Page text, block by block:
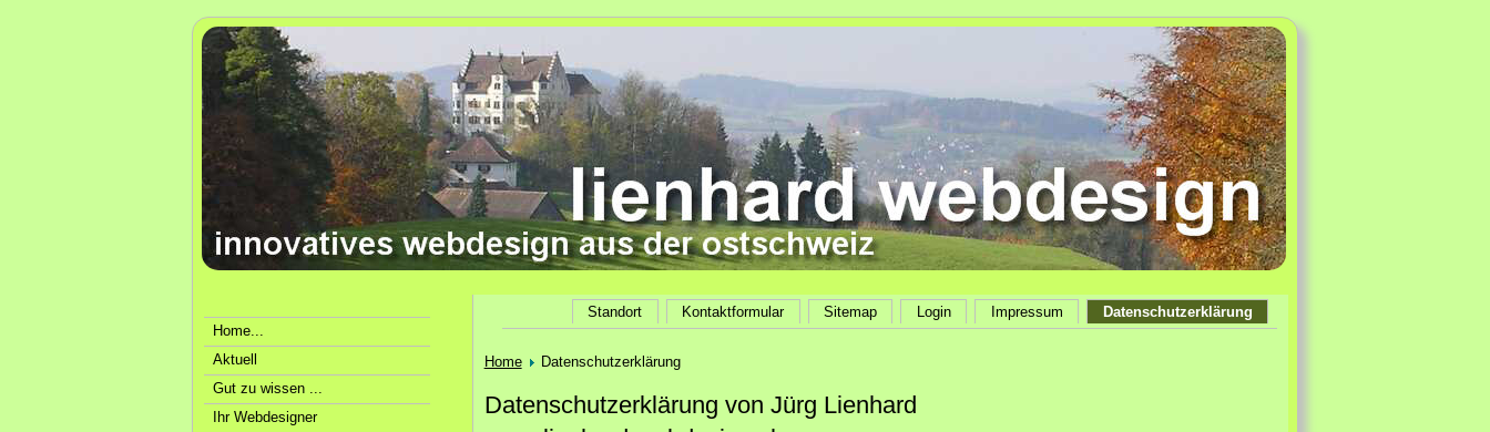
Home...
Aktuell
Gut zu wissen ...
Ihr Webdesigner
Standort Kontaktformular Sitemap Login Impressum Datenschutzerklärung
Home Datenschutzerklärung
Datenschutzerklärung von Jürg Lienhard